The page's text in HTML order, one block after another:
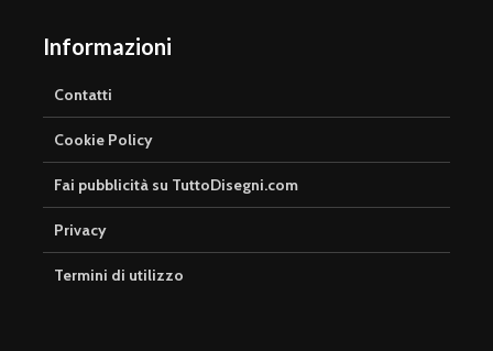
Informazioni
Contatti
Cookie Policy
Fai pubblicità su TuttoDisegni.com
Privacy
Termini di utilizzo